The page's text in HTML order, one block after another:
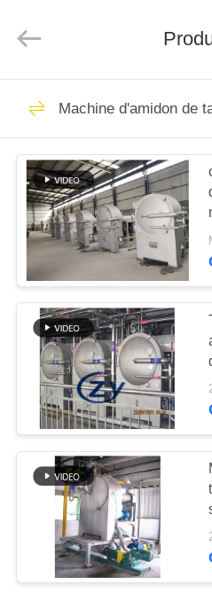
MAISON
PRODUITS
AU
SUJET
DES
USA
VISITE
D'USINE
CONTRÔLE
DE
QUALITÉ
CONTACTEZ-
NOUS
Starch
Engineering
Machine
d'amidon
Machine
de tapioca
Machine
de
Machine d'amidon de